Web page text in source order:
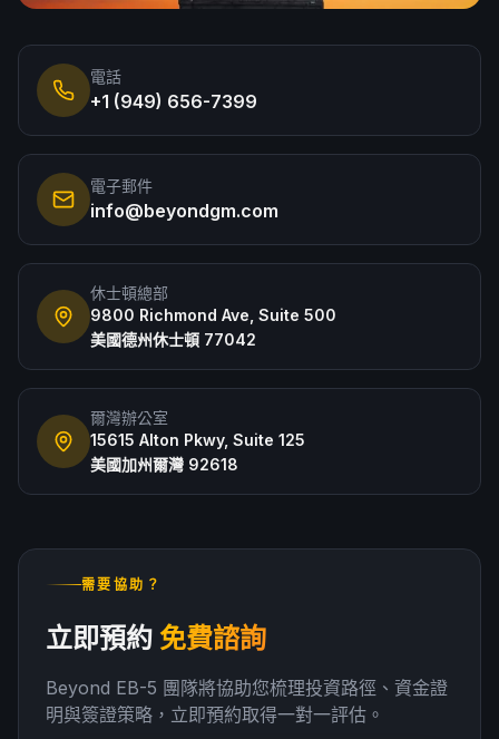
電話
+1 (949) 656-7399
電子郵件
info@beyondgm.com
休士頓總部
9800 Richmond Ave, Suite 500
美國德州休士頓 77042
爾灣辦公室
15615 Alton Pkwy, Suite 125
美國加州爾灣 92618
需要協助？
立即預約 免費諮詢
Beyond EB-5 團隊將協助您梳理投資路徑、資金證
明與簽證策略，立即預約取得一對一評估。